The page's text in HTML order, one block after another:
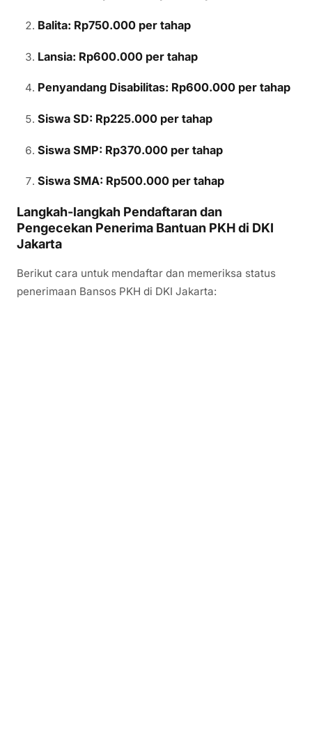
Balita: Rp750.000 per tahap
Lansia: Rp600.000 per tahap
Penyandang Disabilitas: Rp600.000 per tahap
Siswa SD: Rp225.000 per tahap
Siswa SMP: Rp370.000 per tahap
Siswa SMA: Rp500.000 per tahap
Langkah-langkah Pendaftaran dan
Pengecekan Penerima Bantuan PKH di DKI
Jakarta
Berikut cara untuk mendaftar dan memeriksa status
penerimaan Bansos PKH di DKI Jakarta: